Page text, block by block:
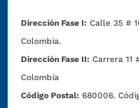
Dirección Fase I: Calle 35 #
Colombia.
Dirección Fase II: Carrera 11
Colombia
Código Postal: 680006.